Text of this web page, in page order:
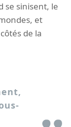
se sinisent, le
et
de la